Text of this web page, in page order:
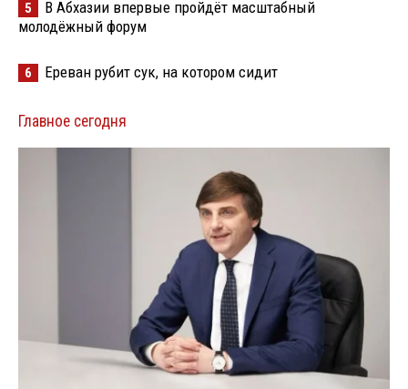
5
В Абхазии впервые пройдёт масштабный
молодёжный форум
6 Ереван рубит сук, на котором сидит
Главное сегодня